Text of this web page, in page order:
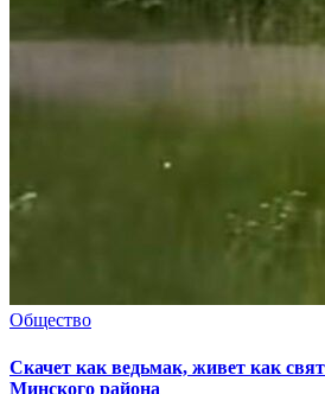
Общество
Скачет как ведьмак, живет как
Минского района